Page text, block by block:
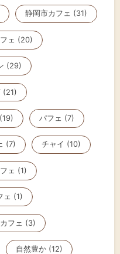
静岡市カフェ (31)
ェ (20)
(29)
(21)
パフェ (7)
(7) チャイ (10)
ェ (1)
ェ (1)
フェ (3)
自然豊か (12)